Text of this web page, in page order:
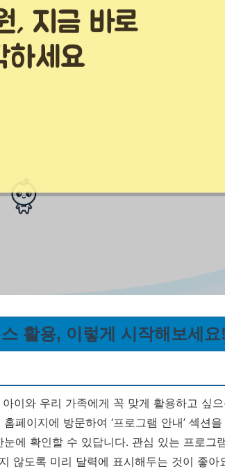
활용, 이렇게 시작해보세요!
이와 우리 가족에게 꼭 맞게 활용하고 싶
페이지에 방문하여 ‘프로그램 안내’ 섹션
에 확인할 수 있답니다. 관심 있는 프로그
않도록 미리 달력에 표시해두는 것이 좋아